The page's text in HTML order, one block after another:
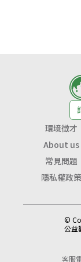
環境徵才
About us
常見問題
隱私權政策
©
公益
客服